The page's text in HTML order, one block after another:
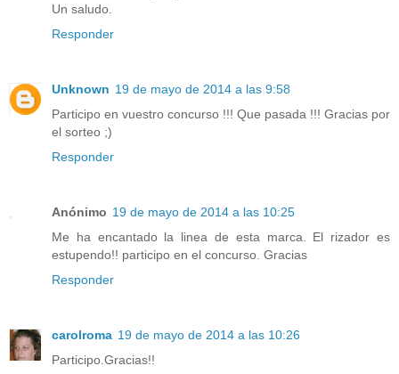
Un saludo.
Responder
Unknown 19 de mayo de 2014 a las 9:58
Participo en vuestro concurso !!! Que pasada !!! Gracias por
el sorteo ;)
Responder
Anónimo 19 de mayo de 2014 a las 10:25
Me ha encantado la linea de esta marca. El rizador es
estupendo!! participo en el concurso. Gracias
Responder
carolroma 19 de mayo de 2014 a las 10:26
Participo.Gracias!!